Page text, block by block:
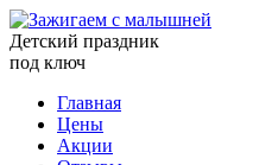
Детский праздник
под ключ
Главная
Цены
Акции